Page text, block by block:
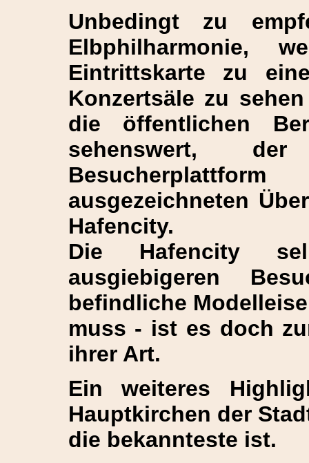
Unbedingt zu
Elbphilharmonie,
Eintrittskarte zu
Konzertsäle zu
die öffentlichen
sehenswert,
ausgezeichneten
Hafencity.
Die Hafencity
ausgiebigeren
befindliche
muss - ist es doch
ihrer Art.
Ein weiteres
Hauptkirchen der
die bekannteste ist.